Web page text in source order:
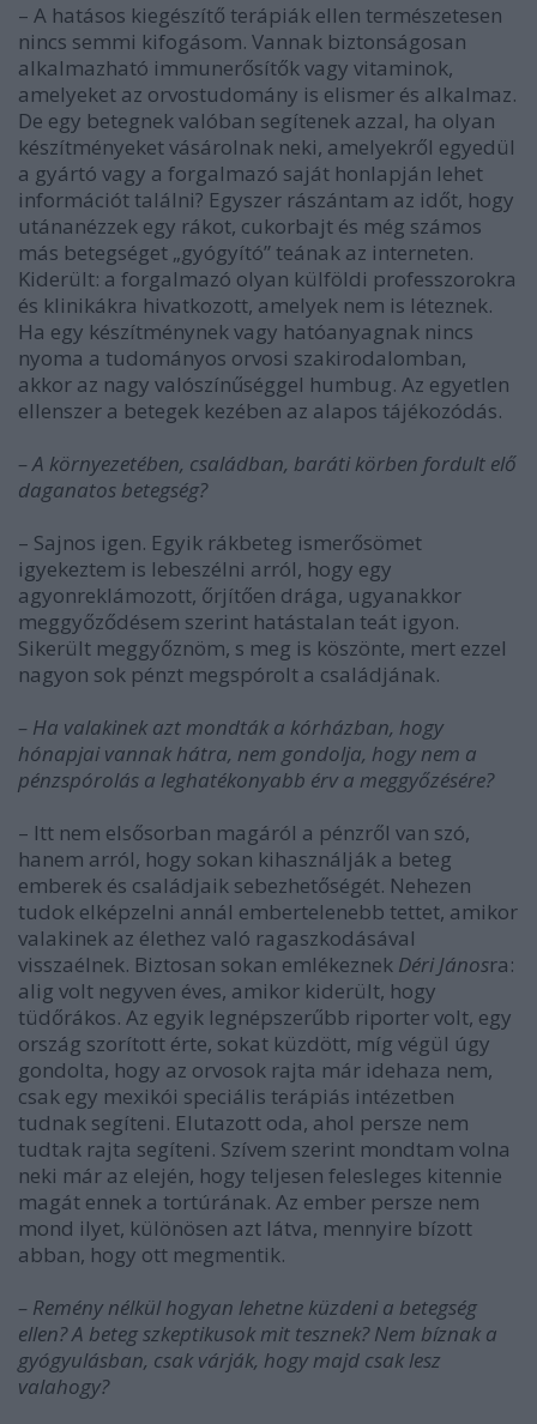
– A hatásos kiegészítő terápiák ellen természetesen
nincs semmi kifogásom. Vannak biztonságosan
alkalmazható immunerősítők vagy vitaminok,
amelyeket az orvostudomány is elismer és alkalmaz.
De egy betegnek valóban segítenek azzal, ha olyan
készítményeket vásárolnak neki, amelyekről egyedül
a gyártó vagy a forgalmazó saját honlapján lehet
információt találni? Egyszer rászántam az időt, hogy
utánanézzek egy rákot, cukorbajt és még számos
más betegséget „gyógyító” teának az interneten.
Kiderült: a forgalmazó olyan külföldi professzorokra
és klinikákra hivatkozott, amelyek nem is léteznek.
Ha egy készítménynek vagy hatóanyagnak nincs
nyoma a tudományos orvosi szakirodalomban,
akkor az nagy valószínűséggel humbug. Az egyetlen
ellenszer a betegek kezében az alapos tájékozódás.
– A környezetében, családban, baráti körben fordult elő
daganatos betegség?
– Sajnos igen. Egyik rákbeteg ismerősömet
igyekeztem is lebeszélni arról, hogy egy
agyonreklámozott, őrjítően drága, ugyanakkor
meggyőződésem szerint hatástalan teát igyon.
Sikerült meggyőznöm, s meg is köszönte, mert ezzel
nagyon sok pénzt megspórolt a családjának.
– Ha valakinek azt mondták a kórházban, hogy
hónapjai vannak hátra, nem gondolja, hogy nem a
pénzspórolás a leghatékonyabb érv a meggyőzésére?
– Itt nem elsősorban magáról a pénzről van szó,
hanem arról, hogy sokan kihasználják a beteg
emberek és családjaik sebezhetőségét. Nehezen
tudok elképzelni annál embertelenebb tettet, amikor
valakinek az élethez való ragaszkodásával
visszaélnek. Biztosan sokan emlékeznek Déri Jánosra:
alig volt negyven éves, amikor kiderült, hogy
tüdőrákos. Az egyik legnépszerűbb riporter volt, egy
ország szorított érte, sokat küzdött, míg végül úgy
gondolta, hogy az orvosok rajta már idehaza nem,
csak egy mexikói speciális terápiás intézetben
tudnak segíteni. Elutazott oda, ahol persze nem
tudtak rajta segíteni. Szívem szerint mondtam volna
neki már az elején, hogy teljesen felesleges kitennie
magát ennek a tortúrának. Az ember persze nem
mond ilyet, különösen azt látva, mennyire bízott
abban, hogy ott megmentik.
– Remény nélkül hogyan lehetne küzdeni a betegség
ellen? A beteg szkeptikusok mit tesznek? Nem bíznak a
gyógyulásban, csak várják, hogy majd csak lesz
valahogy?